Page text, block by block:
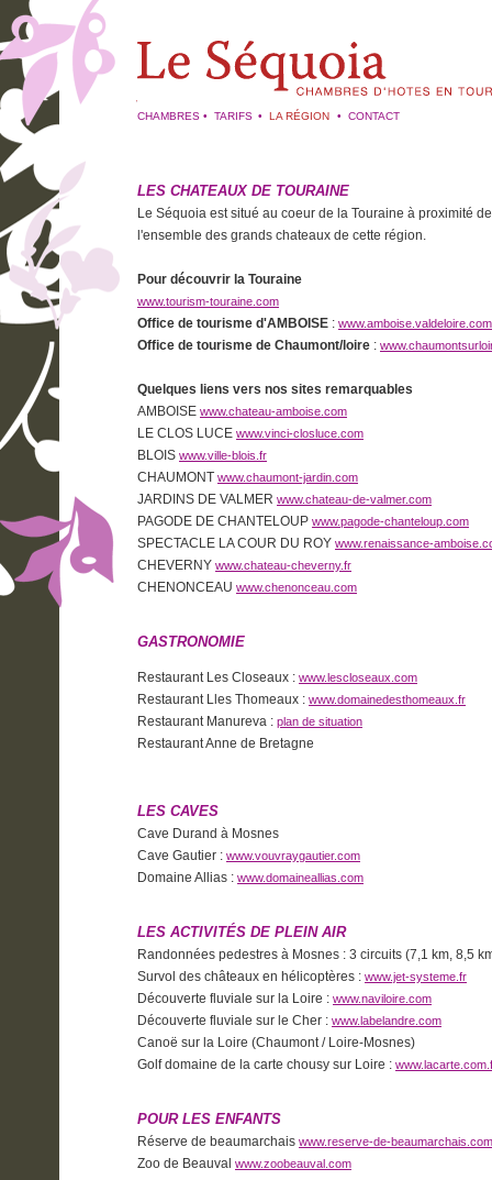
CHAMBRES • TARIFS • LA RÉGION • CONTACT
LES CHATEAUX DE TOURAINE
Le Séquoia est situé au coeur de la Touraine à proximité de
l'ensemble des grands chateaux de cette région.
Pour découvrir la Touraine
www.tourism-touraine.com
Office de tourisme d'AMBOISE : www.amboise.valdeloire.com
Office de tourisme de Chaumont/loire :
Quelques liens vers nos sites remarquables
AMBOISE www.chateau-amboise.com
LE CLOS LUCE www.vinci-closluce.com
BLOIS www.ville-blois.fr
CHAUMONT www.chaumont-jardin.com
JARDINS DE VALMER www.chateau-de-valmer.com
PAGODE DE CHANTELOUP www.pagode-chanteloup.com
SPECTACLE LA COUR DU ROY www.renaissance-
CHEVERNY www.chateau-cheverny.fr
CHENONCEAU www.chenonceau.com
GASTRONOMIE
Restaurant Les Closeaux : www.lescloseaux.com
Restaurant Lles Thomeaux : www.domainedesthomeaux.fr
Restaurant Manureva : plan de situation
Restaurant Anne de Bretagne
LES CAVES
Cave Durand à Mosnes
Cave Gautier : www.vouvraygautier.com
Domaine Allias : www.domaineallias.com
LES ACTIVITÉS DE PLEIN AIR
Randonnées pedestres à Mosnes : 3 circuits (7,1 km, 8,5
Survol des châteaux en hélicoptères : www.jet-systeme.fr
Découverte fluviale sur la Loire : www.naviloire.com
Découverte fluviale sur le Cher : www.labelandre.com
Canoë sur la Loire (Chaumont / Loire-Mosnes)
Golf domaine de la carte chousy sur Loire :
POUR LES ENFANTS
Réserve de beaumarchais www.reserve-de-beaumarchais.com
Zoo de Beauval www.zoobeauval.com